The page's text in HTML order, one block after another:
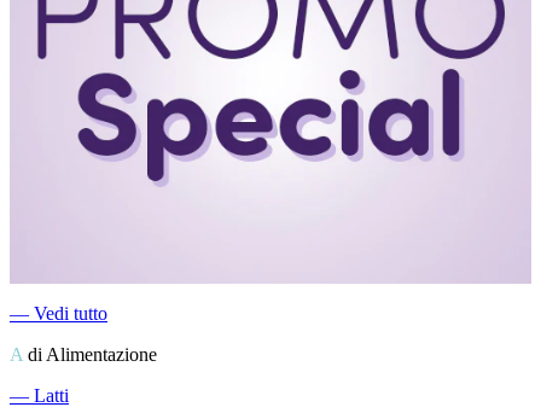
― Vedi tutto
A di Alimentazione
― Latti